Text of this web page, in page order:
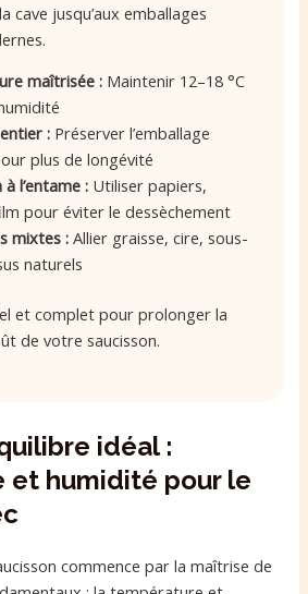
cave jusqu’aux emballages
maîtrisée : Maintenir 12–18 °C
: Préserver l’emballage
plus de longévité
l’entame : Utiliser papiers,
pour éviter le dessèchement
mixtes : Allier graisse, cire, sous-
naturels
et complet pour prolonger la
de votre saucisson.
idéal :
et humidité pour le
commence par la maîtrise de